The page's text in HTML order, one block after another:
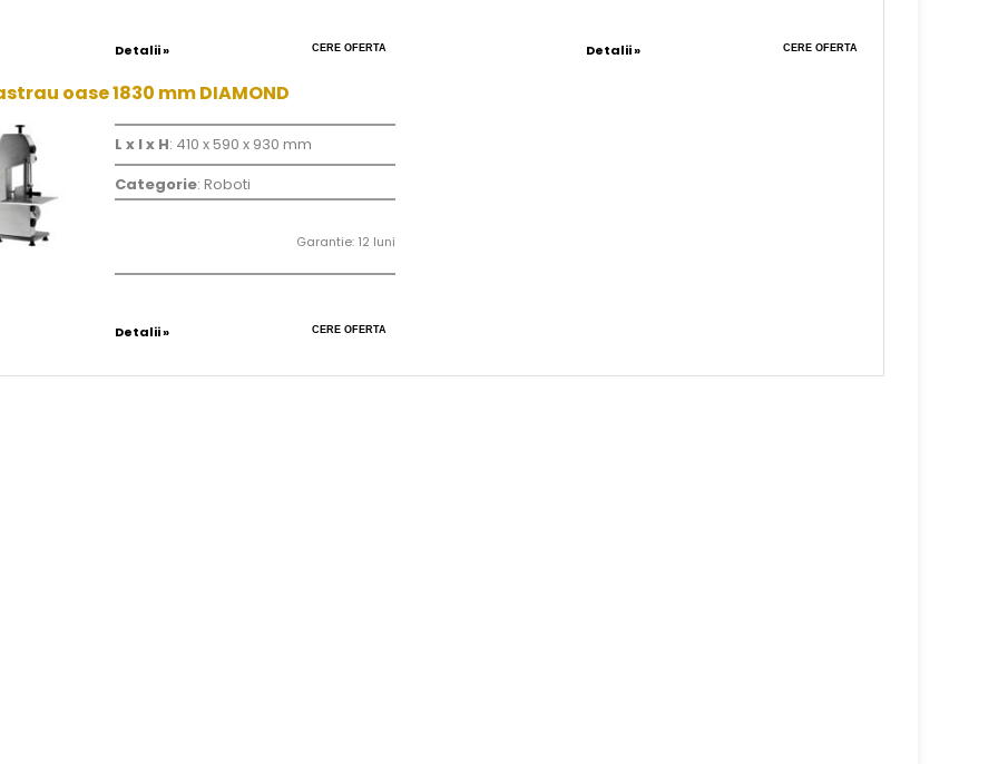
Detalii » CERE OFERTA Detalii » CERE OFERTA
oase 1830 mm DIAMOND
L x l x H: 410 x 590 x 930 mm
Categorie: Roboti
Garantie: 12 luni
Detalii » CERE OFERTA